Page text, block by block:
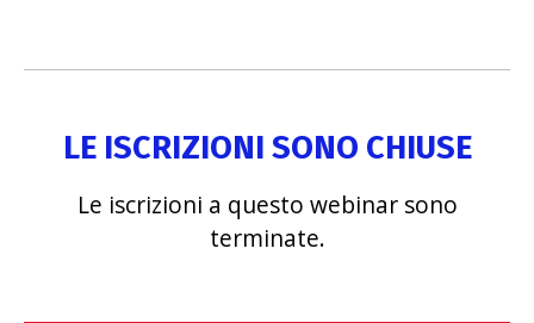
LE ISCRIZIONI SONO CHIUSE
Le iscrizioni a questo webinar sono
terminate.